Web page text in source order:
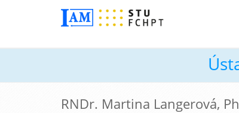
RNDr. Martina Langerová,